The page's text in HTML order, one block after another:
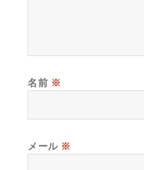
名前 ※
メール ※